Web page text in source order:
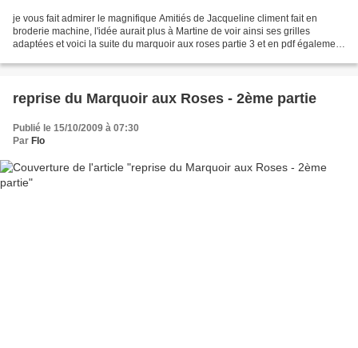
je vous fait admirer le magnifique Amitiés de Jacqueline climent fait en
broderie machine, l'idée aurait plus à Martine de voir ainsi ses grilles
adaptées et voici la suite du marquoir aux roses partie 3 et en pdf également
reprise du Marquoir aux Roses - 2ème partie
Publié le 15/10/2009 à 07:30
Par Flo